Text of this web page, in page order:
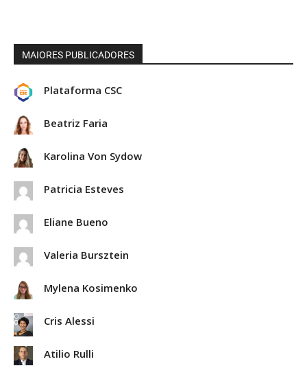
MAIORES PUBLICADORES
Plataforma CSC
Beatriz Faria
Karolina Von Sydow
Patricia Esteves
Eliane Bueno
Valeria Bursztein
Mylena Kosimenko
Cris Alessi
Atilio Rulli